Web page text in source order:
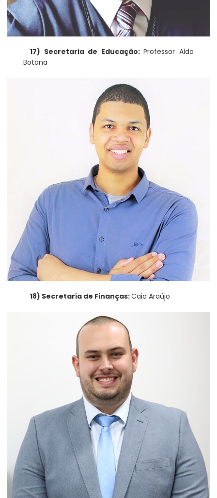
17) Secretaria de Educação:Professor Aldo
Botana
18) Secretaria de Finanças:Caio Araújo